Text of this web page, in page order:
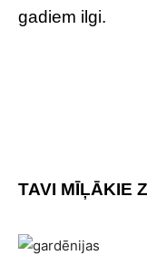
gadiem ilgi.
TAVI MĪĻĀKIE